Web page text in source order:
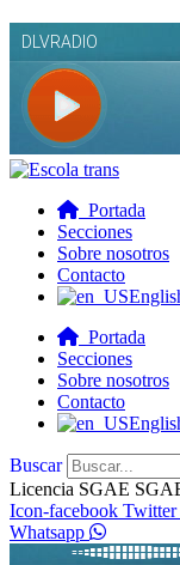
Portada
Secciones
Sobre nosotros
Contacto
Portada
Secciones
Sobre nosotros
Contacto
Buscar
Licencia SGAE
Icon-facebook Twitter
Whatsapp